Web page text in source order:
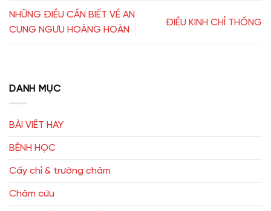
NHỮNG ĐIỀU CẦN BIẾT VỀ AN
CUNG NGƯU HOÀNG HOÀN
ĐIỀU KINH CHỈ THỐNG
DANH MỤC
BÀI VIẾT HAY
BỆNH HỌC
Cấy chỉ & trường châm
Châm cứu